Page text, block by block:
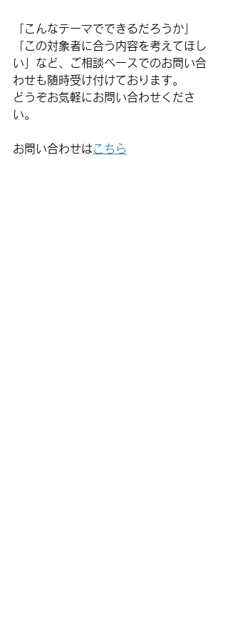
「こんなテーマでできるだろうか」
「この対象者に合う内容を考えてほし
い」など、
ご相談ベースでのお問い合
わせも随時受け付けております。
どうぞお気軽にお問い合わせくださ
い。
お問い合わせはこちら